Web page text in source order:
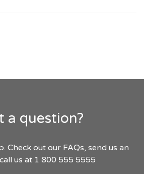
a question?
Check out our FAQs, send us an
us at 1 800 555 5555